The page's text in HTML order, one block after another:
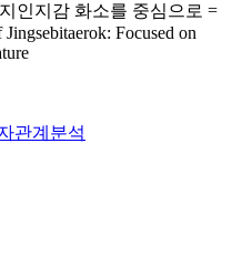
인지감 화소를 중심으로 =
Focused on
관계분석